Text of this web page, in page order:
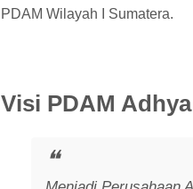
PDAM Wilayah I Sumatera.
Visi PDAM